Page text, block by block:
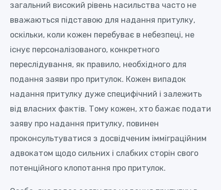
загальний високий рівень насильства часто не
вважаються підставою для надання притулку,
оскільки, коли кожен перебуває в небезпеці, не
існує персоналізованого, конкретного
переслідування, як правило, необхідного для
подання заяви про притулок. Кожен випадок
надання притулку дуже специфічний і залежить
від власних фактів. Тому кожен, хто бажає подати
заяву про надання притулку, повинен
проконсультуватися з досвідченим імміграційним
адвокатом щодо сильних і слабких сторін свого
потенційного клопотання про притулок.